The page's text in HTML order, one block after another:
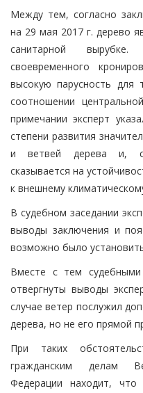
Между тем, согласно
на 29 мая 2017 г. дерево
санитарной
своевременного
высокую парусность для
соотношении
примечании эксперт
степени развития
и ветвей дерева и,
сказывается на
к внешнему
В судебном заседании
выводы заключения и
возможно было
Вместе с тем судебными
отвергнуты выводы
случае ветер послужил
дерева, но не его прямой
При таких
гражданским делам
Федерации находит, что